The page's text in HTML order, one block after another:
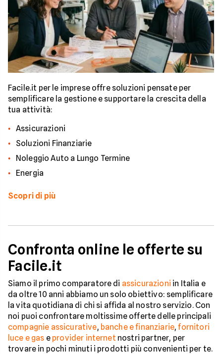
Facile.it per le imprese offre soluzioni pensate per
semplificare la gestione e supportare la crescita della
tua attività:
Assicurazioni
Soluzioni Finanziarie
Noleggio Auto a Lungo Termine
Energia
Scopri di più
Confronta online le offerte su
Facile.it
Siamo il primo comparatore di assicurazioni in Italia e
da oltre 10 anni abbiamo un solo obiettivo: semplificare
la vita quotidiana di chi si affida al nostro servizio. Con
noi puoi confrontare moltissime offerte delle principali
compagnie assicurative, banche e finanziarie,fornitori
luce e gas e provider internet nostri partner, per
trovare in pochi minuti i prodotti più convenienti per te.